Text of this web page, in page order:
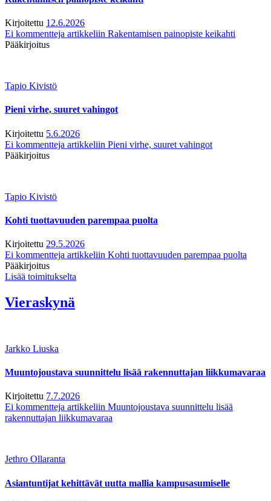
Kirjoitettu 12.6.2026
Ei kommentteja artikkeliin Rakentamisen painopiste keikahti
Pääkirjoitus
Tapio Kivistö
Pieni virhe, suuret vahingot
Kirjoitettu 5.6.2026
Ei kommentteja artikkeliin Pieni virhe, suuret vahingot
Pääkirjoitus
Tapio Kivistö
Kohti tuottavuuden parempaa puolta
Kirjoitettu 29.5.2026
Ei kommentteja artikkeliin Kohti tuottavuuden parempaa puolta
Pääkirjoitus
Lisää toimitukselta
Vieraskynä
Jarkko Liuska
Muuntojoustava suunnittelu lisää rakennuttajan liikkumavaraa
Kirjoitettu 7.7.2026
Ei kommentteja artikkeliin Muuntojoustava suunnittelu lisää
rakennuttajan liikkumavaraa
Jethro Ollaranta
Asiantuntijat kehittävät uutta mallia kampusasumiselle